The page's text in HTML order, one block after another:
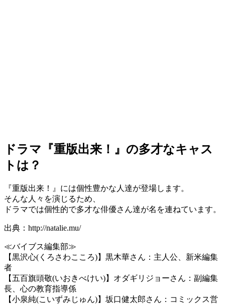
ドラマ『重版出来！』の多才なキャス
トは？
『重版出来！』には個性豊かな人達が登場します。
そんな人々を演じるため、
ドラマでは個性的で多才な俳優さん達が名を連ねています。
出典：http://natalie.mu/
≪バイブス編集部≫
【黒沢心(くろさわこころ)】黒木華さん：主人公、新米編集
者
【五百旗頭敬(いおきべけい)】オダギリジョーさん：副編集
長、心の教育指導係
【小泉純(こいずみじゅん)】坂口健太郎さん：コミックス営